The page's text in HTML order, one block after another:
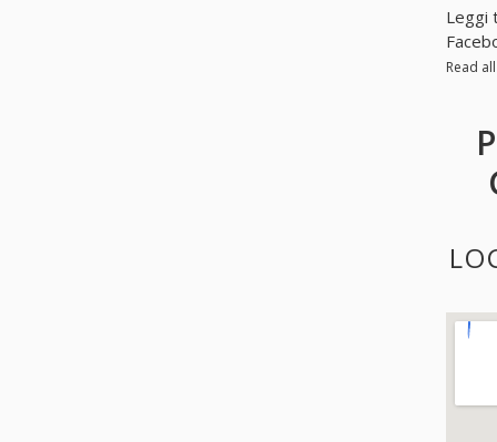
Leggi
Read